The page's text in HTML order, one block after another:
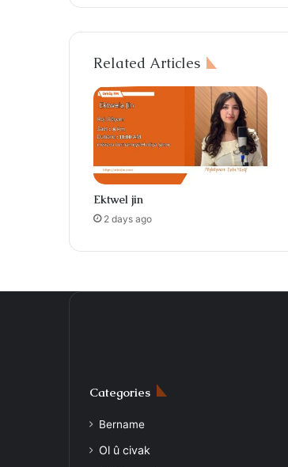
Related Articles
Ektwel jin
2 days ago
Categories
Bername
Ol û civak